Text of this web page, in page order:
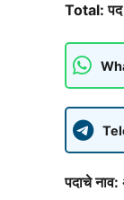
Total: पद
पदाचे